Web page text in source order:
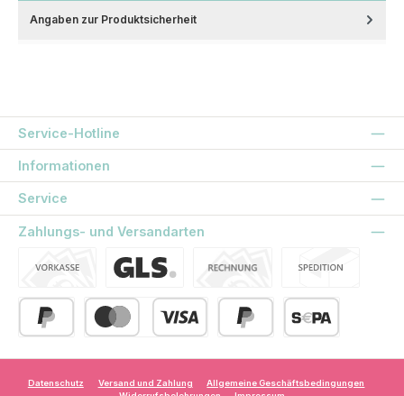
Angaben zur Produktsicherheit
Service-Hotline
Informationen
Service
Zahlungs- und Versandarten
Vorkasse Kauf auf Rechnung
Standard Spedition
Datenschutz Versand und Zahlung
Allgemeine Geschäftsbedingungen